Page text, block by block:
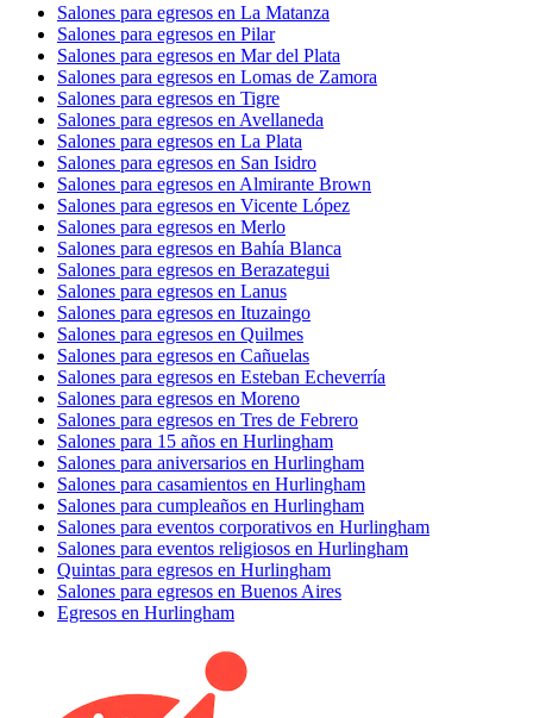
Salones para egresos en La Matanza
Salones para egresos en Pilar
Salones para egresos en Mar del Plata
Salones para egresos en Lomas de Zamora
Salones para egresos en Tigre
Salones para egresos en Avellaneda
Salones para egresos en La Plata
Salones para egresos en San Isidro
Salones para egresos en Almirante Brown
Salones para egresos en Vicente López
Salones para egresos en Merlo
Salones para egresos en Bahía Blanca
Salones para egresos en Berazategui
Salones para egresos en Lanus
Salones para egresos en Ituzaingo
Salones para egresos en Quilmes
Salones para egresos en Cañuelas
Salones para egresos en Esteban Echeverría
Salones para egresos en Moreno
Salones para egresos en Tres de Febrero
Salones para 15 años en Hurlingham
Salones para aniversarios en Hurlingham
Salones para casamientos en Hurlingham
Salones para cumpleaños en Hurlingham
Salones para eventos corporativos en Hurlingham
Salones para eventos religiosos en Hurlingham
Quintas para egresos en Hurlingham
Salones para egresos en Buenos Aires
Egresos en Hurlingham